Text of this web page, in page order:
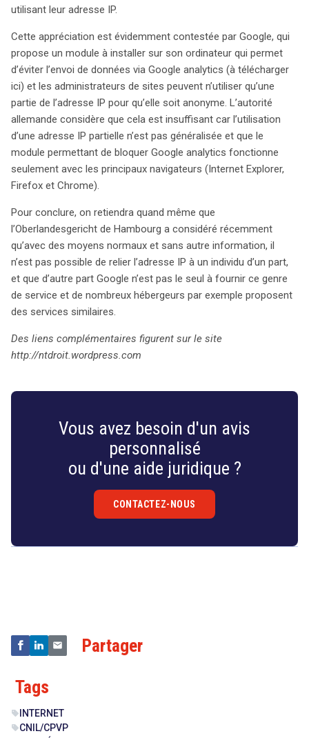
utilisant leur adresse IP.
Cette appréciation est évidemment contestée par Google, qui
propose un module à installer sur son ordinateur qui permet
d’éviter l’envoi de données via Google analytics (à télécharger
ici) et les administrateurs de sites peuvent n’utiliser qu’une
partie de l’adresse IP pour qu’elle soit anonyme. L’autorité
allemande considère que cela est insuffisant car l’utilisation
d’une adresse IP partielle n’est pas généralisée et que le
module permettant de bloquer Google analytics fonctionne
seulement avec les principaux navigateurs (Internet Explorer,
Firefox et Chrome).
Pour conclure, on retiendra quand même que
l’Oberlandesgericht de Hambourg a considéré récemment
qu’avec des moyens normaux et sans autre information, il
n’est pas possible de relier l’adresse IP à un individu d’un part,
et que d’autre part Google n’est pas le seul à fournir ce genre
de service et de nombreux hébergeurs par exemple proposent
des services similaires.
Des liens complémentaires figurent sur le site
http://ntdroit.wordpress.com
Vous avez besoin d'un avis
personnalisé
ou d'une aide juridique ?
CONTACTEZ-NOUS
Partager
Tags
sell INTERNET
sellCNIL/CPVP